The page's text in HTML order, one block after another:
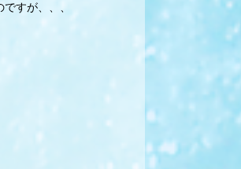
すが、、、